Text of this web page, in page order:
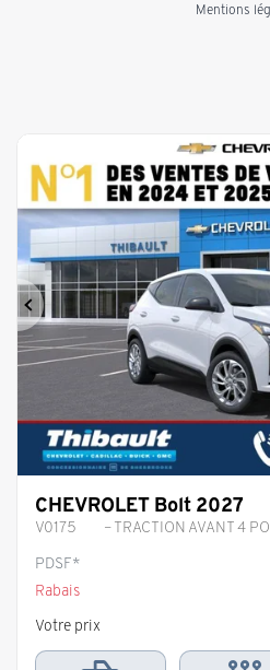
Mentions
Précédent
CHEVROLET Bolt 2027
V0175
– TRACTION AVANT 4
PDSF*
Rabais
Votre prix